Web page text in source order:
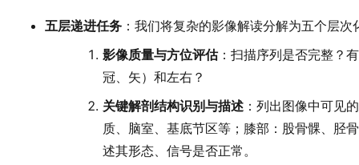
五层递进任务 ：我们将复杂的影像解读分解为五个层
影像质量与方位评估：扫描序列是否完整？
冠、矢）和左右？
关键解剖结构识别与描述 ：列出图像中可见
质、脑室、基底节区等；膝部：股骨髁、胫
述其形态、信号是否正常。